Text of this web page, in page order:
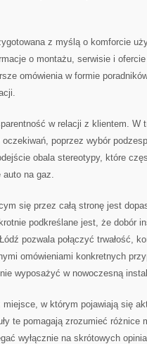
z myślą o komforcie
o montażu, serwisie i
omówienia w formie
w relacji z klientem. W
poprzez wybór
obala stereotypy, które
auto na gaz.
się przez całą stronę jest
podkreślane jest, że dobór
pozwala połączyć trwałość,
omówieniami konkretnych
wyposażyć w nowoczesną
miejsce, w którym pojawiają się
te pomagają zrozumieć różnice
wyłącznie na skrótowych